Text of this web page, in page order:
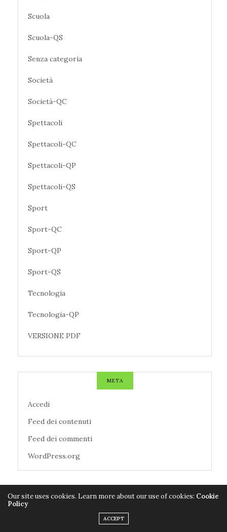
Scuola
Scuola-QS
Senza categoria
Società
Società-QC
Spettacoli
Spettacoli-QC
Spettacoli-QP
Spettacoli-QS
Sport
Sport-QC
Sport-QP
Sport-QS
Tecnologia
Tecnologia-QP
VERSIONE PDF
META
Accedi
Feed dei contenuti
Feed dei commenti
WordPress.org
TAG CLOUD
CALCIO
Our site uses cookies. Learn more about our use of cookies: Cookie
Policy
ACCEPT